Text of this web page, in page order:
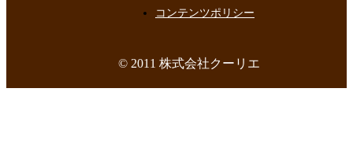
コンテンツポリシー
© 2011 株式会社クーリエ